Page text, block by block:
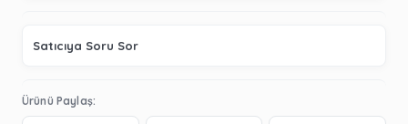
Satıcıya Soru Sor
Ürünü Paylaş: